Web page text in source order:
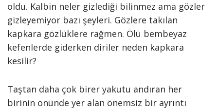
oldu. Kalbin neler gizlediği bilinmez ama gözler
gizleyemiyor bazı şeyleri. Gözlere takılan
kapkara gözlüklere rağmen. Ölü bembeyaz
kefenlerde giderken diriler neden kapkara
kesilir?
Taştan daha çok birer yakutu andıran her
birinin önünde yer alan önemsiz bir ayrıntı